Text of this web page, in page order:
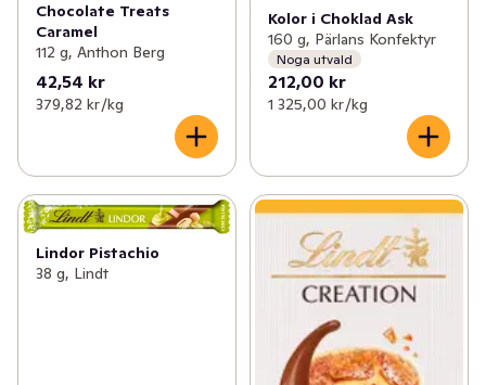
Chocolate Treats
Caramel
112 g, Anthon Berg
42,54 kr
379,82 kr /kg
Kolor i Choklad Ask
160 g, Pärlans Konfektyr
Noga utvald
212,00 kr
1 325,00 kr /kg
Lindor Pistachio
38 g, Lindt